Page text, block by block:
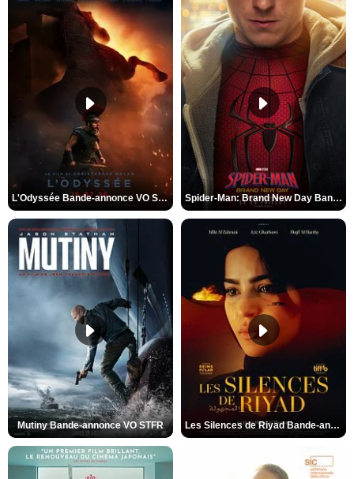
L'Odyssée Bande-annonce VO STFR Spider-Man: Brand New Day Bande-annonce VO STFR
Mutiny Bande-annonce VO STFR Les Silences de Riyad Bande-annonce VO STFR